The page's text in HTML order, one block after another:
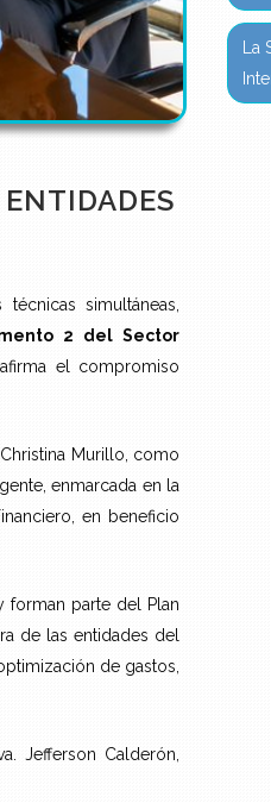
simultáneas,
2 del Sector
el compromiso
Murillo, como
enmarcada en la
en beneficio
forman parte del Plan
de las entidades del
de gastos,
Jefferson Calderón,